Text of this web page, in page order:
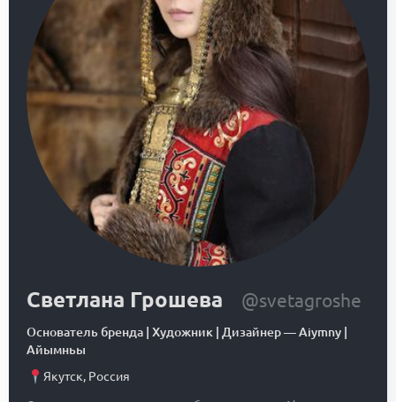
Светлана Грошева @svetagroshe
Основатель бренда | Художник | Дизайнер—Aiymny |
Айымньы
Якутск, Россия